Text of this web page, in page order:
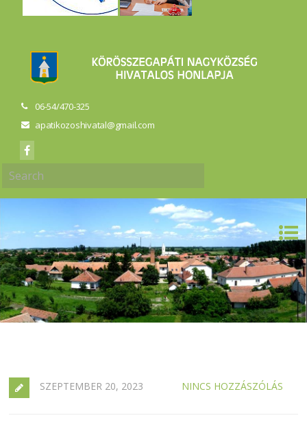
06-54/470-325
apatikozoshivatal@gmail.com
SZEPTEMBER 20, 2023 NINCS HOZZÁSZÓLÁS